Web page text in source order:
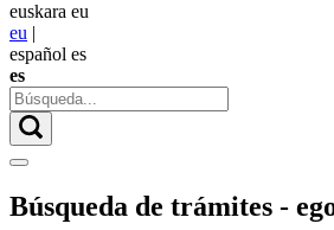
euskara eu
eu |
español es
es
Búsqueda de trámites -